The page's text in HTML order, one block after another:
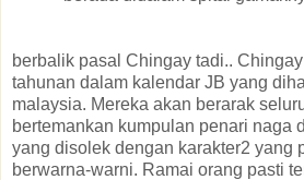
berbalik pasal Chingay tadi..
tahunan dalam kalendar JB yang
malaysia. Mereka akan berarak
bertemankan kumpulan penari naga
yang disolek dengan karakter2 yang
berwarna-warni. Ramai orang pasti